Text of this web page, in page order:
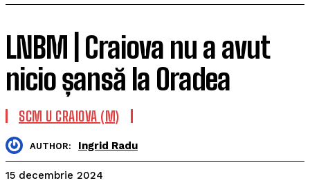
LNBM | Craiova nu a avut
nicio șansă la Oradea
SCM U CRAIOVA (M)
AUTHOR: Ingrid Radu
15 decembrie 2024